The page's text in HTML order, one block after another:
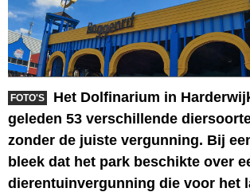
FOTO'S
Het Dolfinarium in
geleden 53 verschillende
zonder de juiste vergunning. Bij
bleek dat het park beschikte over
dierentuinvergunning die voor het